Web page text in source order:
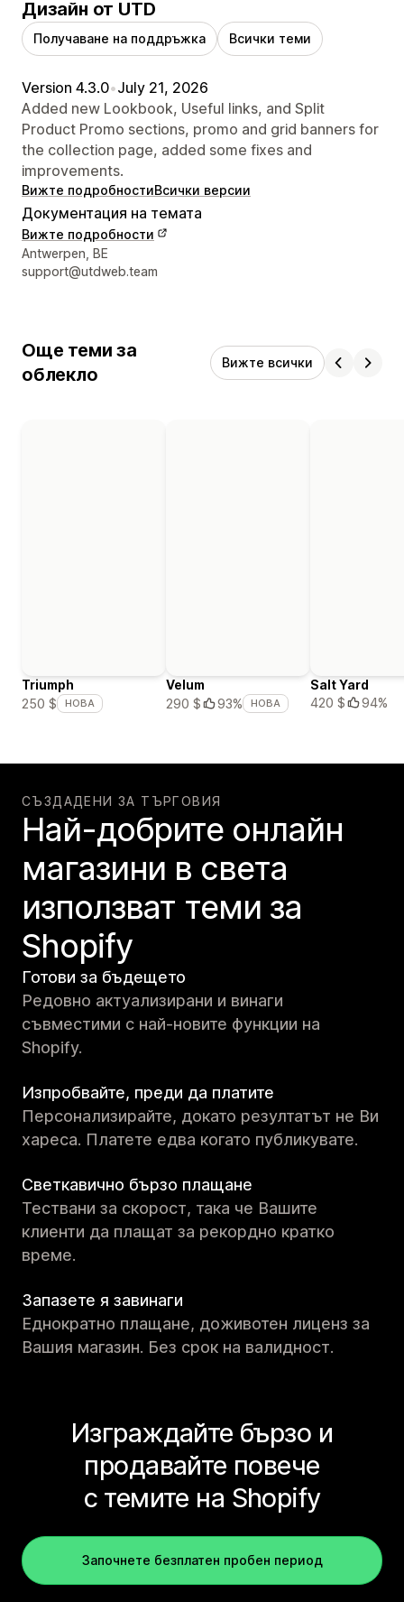
Дизайн от UTD
Получаване на поддръжка Всички теми
Version 4.3.0•July 21, 2026
Added new Lookbook, Useful links, and Split
Product Promo sections, promo and grid banners for
the collection page, added some fixes and
improvements.
Вижте подробностиВсички версии
Документация на темата
Вижте подробности
Данни за връзка с дизайнера
Antwerpen, BE
support@utdweb.team
Още теми за
облекло
Вижте всички
Triumph
250 $
НОВА
Velum
290 $
93% НОВА
Salt Yard
420 $
94%
СЪЗДАДЕНИ ЗА ТЪРГОВИЯ
Най-добрите онлайн
магазини в света
използват теми за
Shopify
Готови за бъдещето
Редовно актуализирани и винаги
съвместими с най-новите функции на
Shopify.
Изпробвайте, преди да платите
Персонализирайте, докато резултатът не Ви
хареса. Платете едва когато публикувате.
Светкавично бързо плащане
Тествани за скорост, така че Вашите
клиенти да плащат за рекордно кратко
време.
Запазете я завинаги
Еднократно плащане, доживотен лиценз за
Вашия магазин. Без срок на валидност.
Изграждайте бързо и
продавайте повече
с темите на Shopify
Започнете безплатен пробен период